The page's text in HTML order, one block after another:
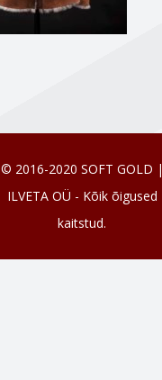
© 2016-2020 SOFT GOLD |
ILVETA OÜ - Kõik õigused
kaitstud.